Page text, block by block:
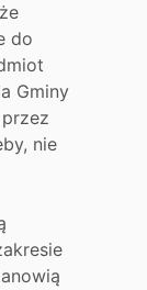
do
Gminy
nie